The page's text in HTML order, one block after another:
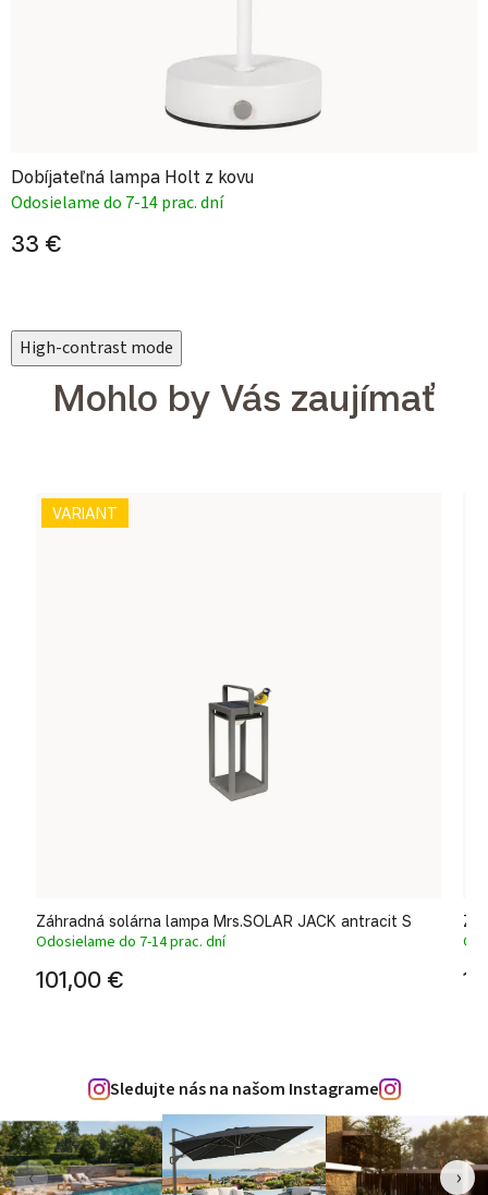
Dobíjateľná lampa Holt z kovu
Odosielame do 7-14 prac. dní
33 €
High-contrast mode
Mohlo by Vás zaujímať
VARIANT
Záhradná solárna lampa Mrs.SOLAR JACK antracit S
Odosielame do 7-14 prac. dní
101,00 €
Sledujte nás na našom Instagrame
‹ ›